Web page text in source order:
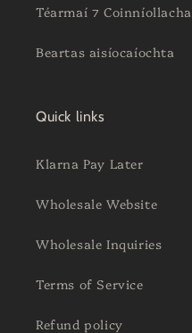
Téarmaí ⁊ Coinníollacha
Beartas aisíocaíochta
Quick links
Klarna Pay Later
Wholesale Website
Wholesale Inquiries
Terms of Service
Refund policy